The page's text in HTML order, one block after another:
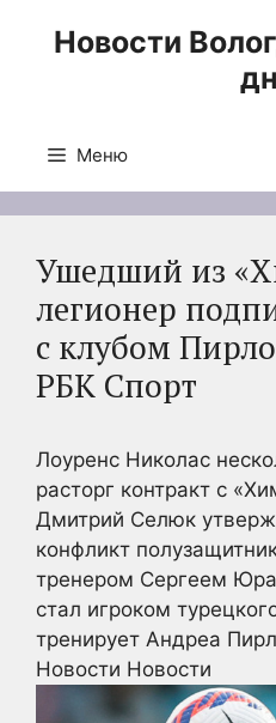
Новости
Меню
Ушедший из
легионер
с клубом
РБК Спорт
Лоуренс Николас
расторг контракт с
Дмитрий Селюк
конфликт
тренером Сергеем
стал игроком
тренирует Андреа
Новости Новости